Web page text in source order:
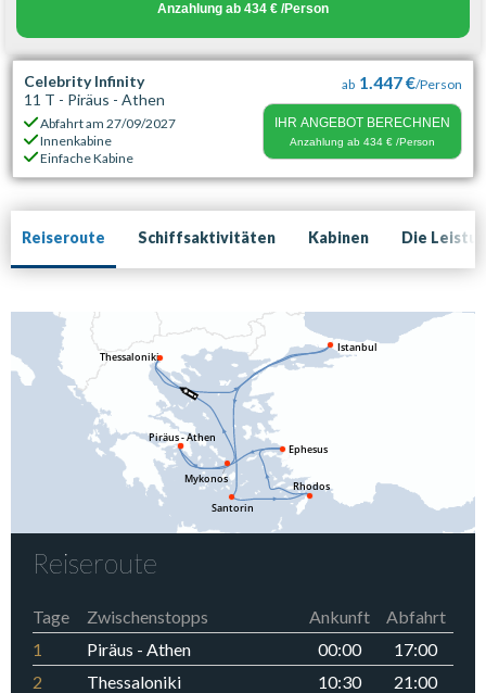
Anzahlung ab 434 € /Person
Celebrity Infinity
11 T - Piräus - Athen
Abfahrt am27/09/2027
Innenkabine
Einfache Kabine
ab 1.447 €/Person
IHR ANGEBOT BERECHNEN
Anzahlung ab 434 €/Person
Reiseroute Schiffsaktivitäten Kabinen Die
Reiseroute
Tage Zwischenstopps Ankunft
Abfahrt
1
Piräus - Athen 00:00
17:00
2
Thessaloniki 10:30
21:00